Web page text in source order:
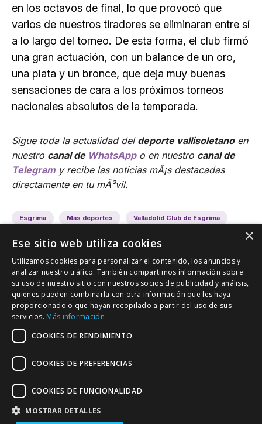
en los octavos de final, lo que provocó que
varios de nuestros tiradores se eliminaran entre sí
a lo largo del torneo. De esta forma, el club firmó
una gran actuación, con un balance de un oro,
una plata y un bronce, que deja muy buenas
sensaciones de cara a los próximos torneos
nacionales absolutos de la temporada.
Sigue toda la actualidad del deporte vallisoletanoen
nuestro canal de WhatsAppo en nuestro canal de
Telegramy recibe las noticias mÃ¡s destacadas
directamente en tu mÃ³vil.
Esgrima Más deportes Valladolid Club de Esgrima
VALLADOLID DEPORTIVO
Colaboración Contacto
×
Ese sitio web utiliza cookies
Utilizamos cookies para personalizar el contenido, los anuncios y
analizar nuestro tráfico. También compartimos información sobre
su uso de nuestro sitio con nuestros socios de publicidad y análisis,
quienes pueden combinarla con otra información que les haya
proporcionado o que hayan recopilado a partir del uso de sus
servicios. Más información
COOKIES DE RENDIMIENTO
COOKIES DE PREFERENCIAS
COOKIES DE FUNCIONALIDAD
MOSTRAR DETALLES